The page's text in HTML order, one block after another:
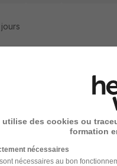
- 37 CDI 12,31 - 14 € /
jours
utilise des cookies ou
formation
nécessaires
nécessaires au bon